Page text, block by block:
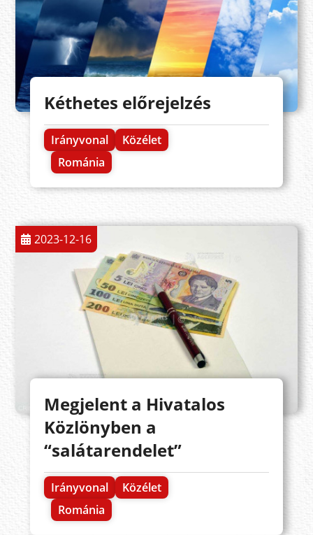
Kéthetes előrejelzés
Irányvonal
Közélet
Románia
2023-12-16
Megjelent a Hivatalos
Közlönyben a
“salátarendelet”
Irányvonal
Közélet
Románia